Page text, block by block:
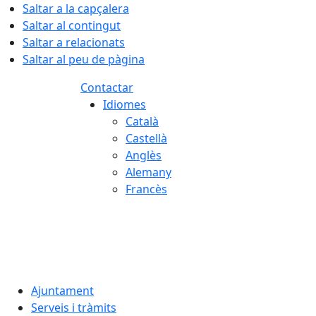
Saltar a la capçalera
Saltar al contingut
Saltar a relacionats
Saltar al peu de pàgina
Contactar
Idiomes
Català
Castellà
Anglès
Alemany
Francès
Ajuntament
Serveis i tràmits